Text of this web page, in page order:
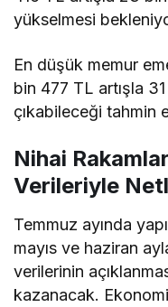
yükselmesi
En düşük memur
bin 477 TL artışla
çıkabileceği tahmin
Nihai
Verileriyle
Temmuz ayında
mayıs ve haziran
verilerinin
kazanacak.